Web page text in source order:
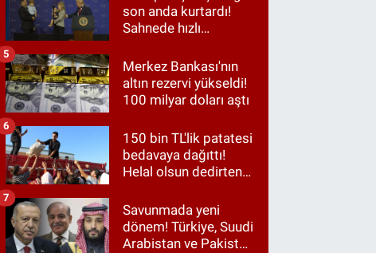
son anda kurtardı!
Sahnede hızlı
Merkez Bankası'nın
altın rezervi yükseldi!
100 milyar doları aştı
5
150 bin TL'lik patatesi
bedavaya dağıttı!
Helal olsun dedirten
6
Savunmada yeni
dönem! Türkiye, Suudi
Arabistan ve Pakistan
7